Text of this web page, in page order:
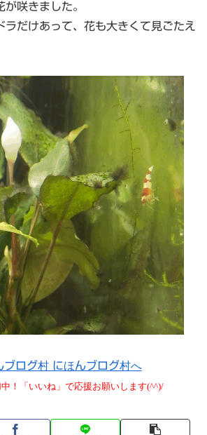
咲きました。
ラだけあって、花も大きくて見ごたえ
！「いいね」で応援お願いします(^^)/